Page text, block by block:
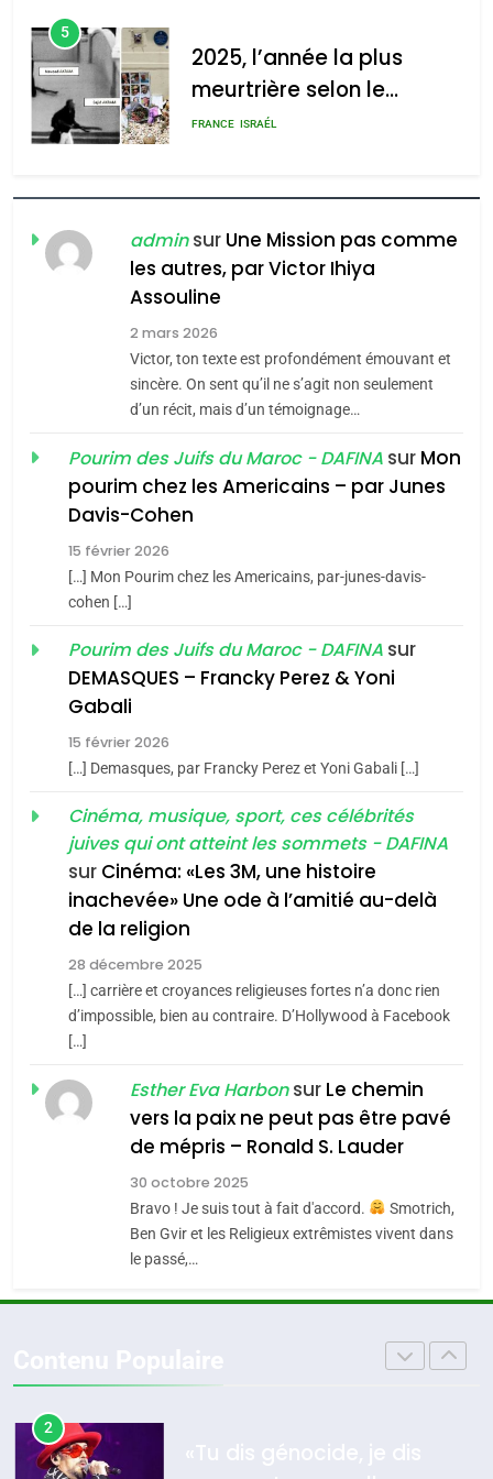
l’antisémitisme
admin 0
6
FIÈRE, DIGNE ET RÉSILIENTE :
POURQUOI JE REVENDIQUE
MA JUDAÏTE par Thérèse
ISRAÉL JUDAISME
CE QUI NOUS MANQUE –
Jacques Hadida
JUDAISME
Maroc : Les amandes de
Tafraout, le miel de Tadla
Azilal consacrés produits
du terroir
DAFINA MAROC
Oeil ravageur – Vanessa
De Loya Stauber
«Tu dis génocide, je dis
guerre»: La nouvelle
Tout sur la Nostalgie
SOUVENIRS
l’alliance pourrait
s’étendre à 13 pays
d’Amérique latine
ISRAÉL JUDAISME
2025, l’année la plus
meurtrière selon le
rapport d’ADL contre
l’antisémitisme
FRANCE ISRAÉL
FIÈRE, DIGNE ET RÉSILIENTE :
POURQUOI JE REVENDIQUE
CE QUI NOUS MANQUE –
adminsur Une Mission pas comme
les autres, par Victor Ihiya
Assouline
2 mars 2026
Victor, ton texte est profondément émouvant et
sincère. On sent qu’il ne s’agit non seulement
d’un récit, mais d’un témoignage…
Pourim des Juifs du Maroc - DAFINA sur Mon
pourim chez les Americains – par Junes
Davis-Cohen
15 février 2026
[…] Mon Pourim chez les Americains, par-junes-davis-
cohen […]
Pourim des Juifs du Maroc - DAFINA sur
DEMASQUES – Francky Perez & Yoni
Gabali
15 février 2026
[…] Demasques, par Francky Perez et Yoni Gabali […]
Cinéma, musique, sport, ces célébrités
juives qui ont atteint les sommets - DAFINA
sur Cinéma: «Les 3M, une histoire
inachevée» Une ode à l’amitié au-delà
de la religion
28 décembre 2025
[…] carrière et croyances religieuses fortes n’a donc rien
d’impossible, bien au contraire. D’Hollywood à Facebook
[…]
Esther Eva Harbonsur Le chemin
vers la paix ne peut pas être pavé
de mépris – Ronald S. Lauder
30 octobre 2025
Bravo ! Je suis tout à fait d'accord.
Smotrich,
Ben Gvir et les Religieux extrêmistes vivent dans
le passé,…
2025, l’année la plus
d’ADL contre
l’antisémitisme
FRANCE ISRAÉL
POURQUOI JE REVENDIQUE
Zrihen-Dvir
CE QUI NOUS MANQUE –
Jacques Hadida
JUDAISME
Maroc : Les amandes de
Azilal consacrés produits
du terroir
DAFINA MAROC
Oeil ravageur – Vanessa De
Loya Stauber
CINEMA ISRAÉL
«Tu dis génocide, je dis
guerre»: La nouvelle
chanson de Boy George
3